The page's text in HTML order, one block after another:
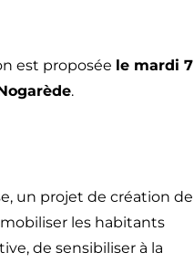
est proposée le mardi 7
.
un projet de création de
les habitants
de sensibiliser à la